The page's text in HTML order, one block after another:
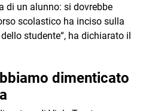
di un alunno: si dovrebbe
scolastico ha inciso sulla
studente“, ha dichiarato il
dimenticato